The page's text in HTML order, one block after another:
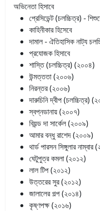
অভিনেতা হিসাবে
প্রেসিডেন্ট (চলচ্চিত্র) -
কাহিনীকার হিসেবে
দামাল - ঐতিহাসিক নাট্য
প্রযোজক হিসাবে
শাস্তি (চলচ্চিত্র) (২০০৪)
উন্মত্ততা (২০০৬)
নিরন্তর (২০০৬)
দারুচিনি দ্বীপ (চলচ্চিত্র)
স্বপ্নডানায় (২০০৭)
বিয়ন্ড দা সার্কেল (২০০৯)
আমার বন্ধু রাশেদ (২০০৯)
থার্ড পারসন সিঙ্গুলার
ঘেটুপুত্র কমলা (২০১২)
লাল টিপ (২০১২)
উত্তরের সুর (২০১২)
জালালের গল্প (২০১৪)
কৃষ্ণপক্ষ (২০১৬)